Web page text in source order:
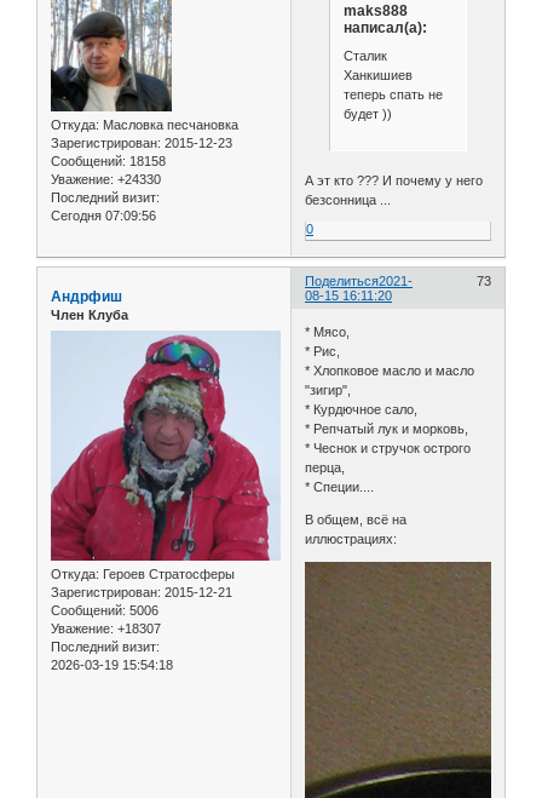
Откуда: Масловка песчановка
Зарегистрирован: 2015-12-23
Сообщений: 18158
Уважение: +24330
Последний визит:
Сегодня 07:09:56
maks888
написал(а):
Сталик
Ханкишиев
теперь спать не
будет ))
А эт кто ??? И почему у него
безсонница ...
0
Поделиться 73
2021-
08-15 16:11:20
Андрфиш
Член Клуба
Откуда: Героев Стратосферы
Зарегистрирован: 2015-12-21
Сообщений: 5006
Уважение: +18307
Последний визит:
2026-03-19 15:54:18
* Мясо,
* Рис,
* Хлопковое масло и масло
"зигир",
* Курдючное сало,
* Репчатый лук и морковь,
* Чеснок и стручок острого
перца,
* Специи....
В общем, всё на
иллюстрациях: